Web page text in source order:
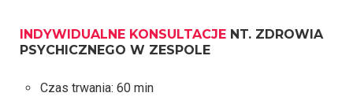
INDYWIDUALNE KONSULTACJE NT. ZDROWIA
PSYCHICZNEGO W ZESPOLE
Czas trwania: 60 min